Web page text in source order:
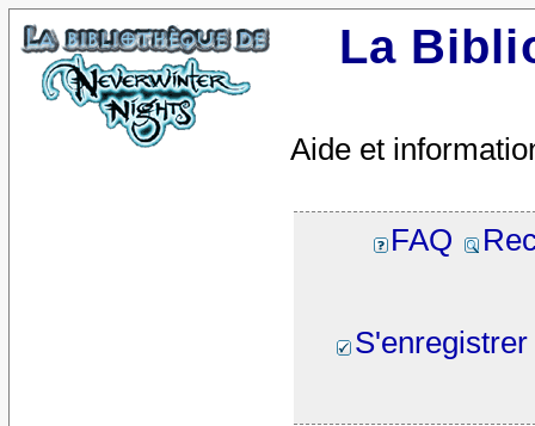
La
Aide et
FAQ
S'enregistrer